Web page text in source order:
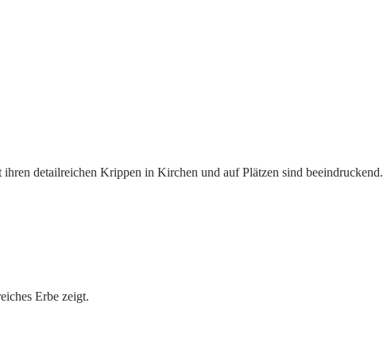
ihren detailreichen Krippen in Kirchen und auf Plätzen sind beeindruckend.
Erbe zeigt.